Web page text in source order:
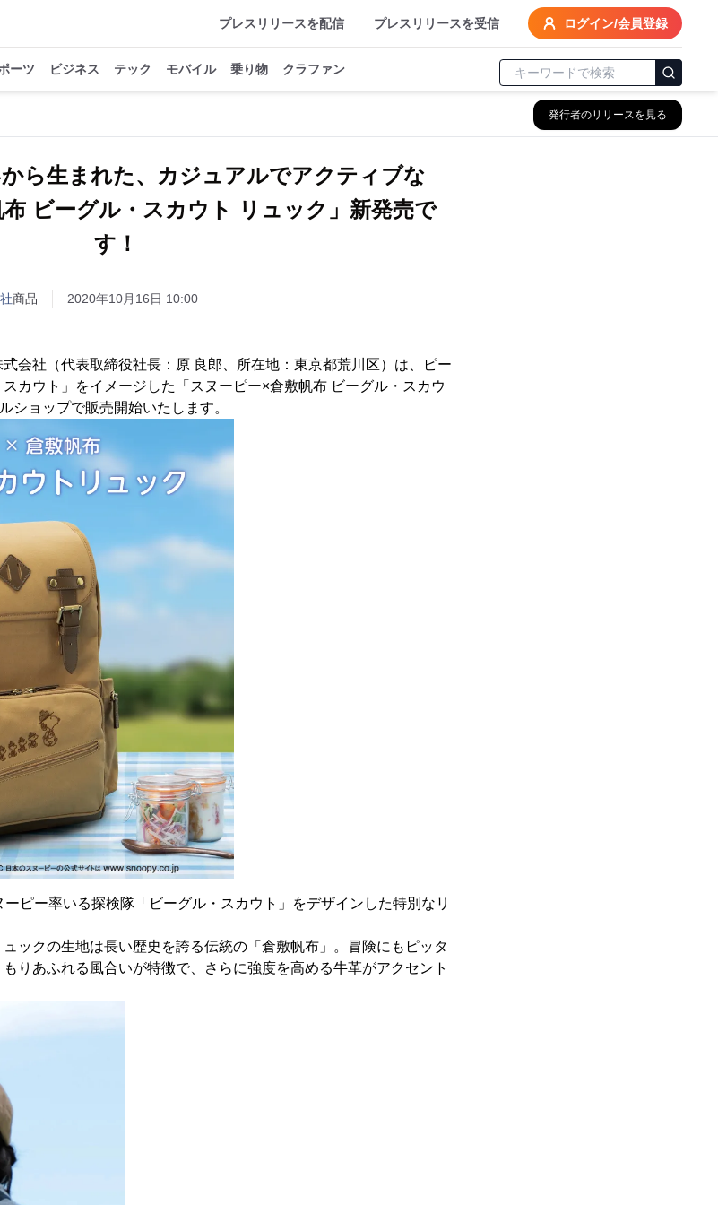
プレスリリースを配信 プレスリリースを受信 ログイン/会員登録
ーツ ビジネス テック モバイル 乗り物 クラファン
発行者のリリースを見る
ら生まれた、カジュアルでアクティブな
布 ビーグル・スカウト リュック」新発売で
す！
商品 2020年10月16日 10:00
会社（代表取締役社長：原 良郎、所在地：東京都荒川区）は、ピー
カウト」をイメージした「スヌーピー×倉敷帆布 ビーグル・スカウ
ショップで販売開始いたします。
ピー率いる探検隊「ビーグル・スカウト」をデザインした特別なリ
ックの生地は長い歴史を誇る伝統の「倉敷帆布」。冒険にもピッタ
りあふれる風合いが特徴で、さらに強度を高める牛革がアクセント